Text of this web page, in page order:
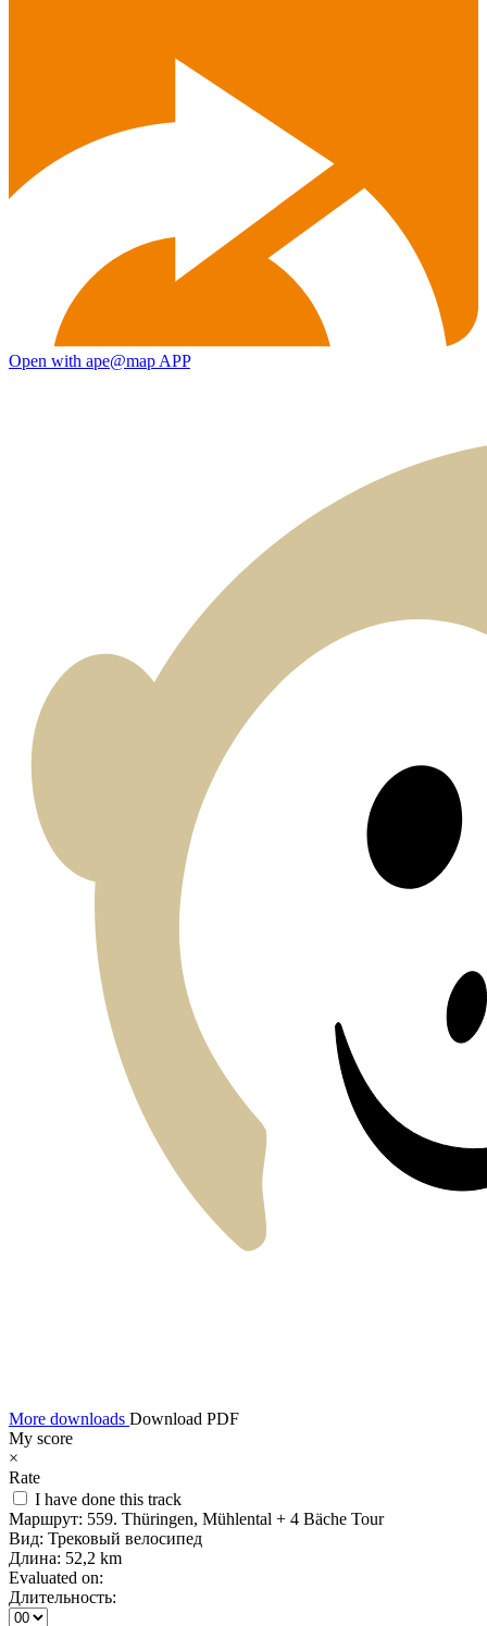
Open with ape@map APP
More downloads Download PDF
My score
×
Rate
I have done this track
Маршрут: 559. Thüringen, Mühlental + 4 Bäche Tour
Вид: Трековый велосипед
Длина: 52,2 km
Evaluated on:
Длительность: